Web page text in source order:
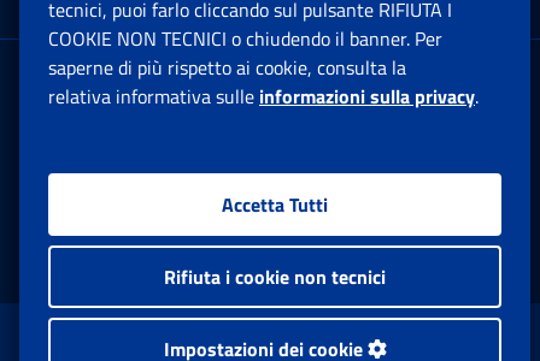
Sede Legale : Via Ciro il Grande, 21
00144 Roma
Facebook: Apre una nuova finestra
Twitter: Apre una nuova finestra
Whatsapp: Apre una nuova
Youtube: Apre una
Instagram:
www.inps.gov.it © 1997-2026
tecnici, puoi farlo cliccando sul pulsante RIFIUTA I
COOKIE NON TECNICI o chiudendo il banner. Per
saperne di più rispetto ai cookie, consulta la
relativa informativa sulle informazioni sulla privacy.
Accetta Tutti
Rifiuta i cookie non tecnici
Impostazioni dei cookie